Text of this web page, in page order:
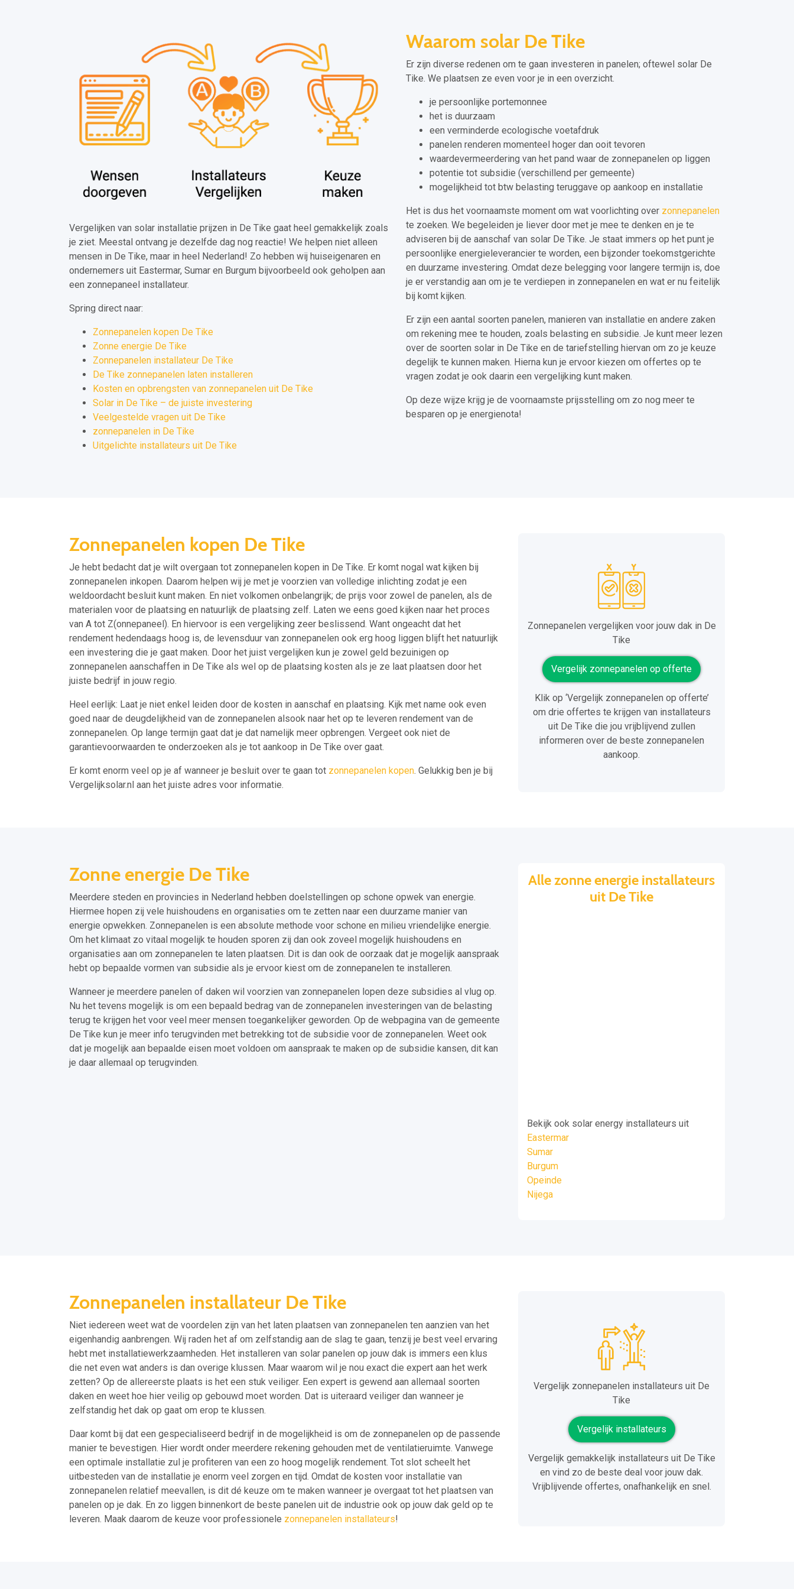
Vergelijken van solar installatie prijzen in De Tike gaat heel gemakkelijk zoals
je ziet. Meestal ontvang je dezelfde dag nog reactie! We helpen niet alleen
mensen in De Tike, maar in heel Nederland! Zo hebben wij huiseigenaren en
ondernemers uit Eastermar, Sumar en Burgum bijvoorbeeld ook geholpen aan
een zonnepaneel installateur.
Spring direct naar:
Zonnepanelen kopen De Tike
Zonne energie De Tike
Zonnepanelen installateur De Tike
De Tike zonnepanelen laten installeren
Kosten en opbrengsten van zonnepanelen uit De Tike
Solar in De Tike – de juiste investering
Veelgestelde vragen uit De Tike
zonnepanelen in De Tike
Uitgelichte installateurs uit De Tike
Waarom solar De Tike
Er zijn diverse redenen om te gaan investeren in panelen; oftewel solar De
Tike. We plaatsen ze even voor je in een overzicht.
je persoonlijke portemonnee
het is duurzaam
een verminderde ecologische voetafdruk
panelen renderen momenteel hoger dan ooit tevoren
waardevermeerdering van het pand waar de zonnepanelen op liggen
potentie tot subsidie (verschillend per gemeente)
mogelijkheid tot btw belasting teruggave op aankoop en installatie
Het is dus het voornaamste moment om wat voorlichting over zonnepanelen
te zoeken. We begeleiden je liever door met je mee te denken en je te
adviseren bij de aanschaf van solar De Tike. Je staat immers op het punt je
persoonlijke energieleverancier te worden, een bijzonder toekomstgerichte
en duurzame investering. Omdat deze belegging voor langere termijn is, doe
je er verstandig aan om je te verdiepen in zonnepanelen en wat er nu feitelijk
bij komt kijken.
Er zijn een aantal soorten panelen, manieren van installatie en andere zaken
om rekening mee te houden, zoals belasting en subsidie. Je kunt meer lezen
over de soorten solar in De Tike en de tariefstelling hiervan om zo je keuze
degelijk te kunnen maken. Hierna kun je ervoor kiezen om offertes op te
vragen zodat je ook daarin een vergelijking kunt maken.
Op deze wijze krijg je de voornaamste prijsstelling om zo nog meer te
besparen op je energienota!
Zonnepanelen kopen De Tike
Je hebt bedacht dat je wilt overgaan tot zonnepanelen kopen in De Tike. Er komt nogal wat kijken bij
zonnepanelen inkopen. Daarom helpen wij je met je voorzien van volledige inlichting zodat je een
weldoordacht besluit kunt maken. En niet volkomen onbelangrijk; de prijs voor zowel de panelen, als de
materialen voor de plaatsing en natuurlijk de plaatsing zelf. Laten we eens goed kijken naar het proces
van A tot Z(onnepaneel). En hiervoor is een vergelijking zeer beslissend. Want ongeacht dat het
rendement hedendaags hoog is, de levensduur van zonnepanelen ook erg hoog liggen blijft het natuurlijk
een investering die je gaat maken. Door het juist vergelijken kun je zowel geld bezuinigen op
zonnepanelen aanschaffen in De Tike als wel op de plaatsing kosten als je ze laat plaatsen door het
juiste bedrijf in jouw regio.
Heel eerlijk: Laat je niet enkel leiden door de kosten in aanschaf en plaatsing. Kijk met name ook even
goed naar de deugdelijkheid van de zonnepanelen alsook naar het op te leveren rendement van de
zonnepanelen. Op lange termijn gaat dat je dat namelijk meer opbrengen. Vergeet ook niet de
garantievoorwaarden te onderzoeken als je tot aankoop in De Tike over gaat.
Er komt enorm veel op je af wanneer je besluit over te gaan tot zonnepanelen kopen. Gelukkig ben je bij
Vergelijksolar.nl aan het juiste adres voor informatie.
Zonnepanelen vergelijken voor jouw dak in De
Tike
Vergelijk zonnepanelen op offerte
Klik op ‘Vergelijk zonnepanelen op offerte’
om drie offertes te krijgen van installateurs
uit De Tike die jou vrijblijvend zullen
informeren over de beste zonnepanelen
aankoop.
Zonne energie De Tike
Meerdere steden en provincies in Nederland hebben doelstellingen op schone opwek van energie.
Hiermee hopen zij vele huishoudens en organisaties om te zetten naar een duurzame manier van
energie opwekken. Zonnepanelen is een absolute methode voor schone en milieu vriendelijke energie.
Om het klimaat zo vitaal mogelijk te houden sporen zij dan ook zoveel mogelijk huishoudens en
organisaties aan om zonnepanelen te laten plaatsen. Dit is dan ook de oorzaak dat je mogelijk aanspraak
hebt op bepaalde vormen van subsidie als je ervoor kiest om de zonnepanelen te installeren.
Wanneer je meerdere panelen of daken wil voorzien van zonnepanelen lopen deze subsidies al vlug op.
Nu het tevens mogelijk is om een bepaald bedrag van de zonnepanelen investeringen van de belasting
terug te krijgen het voor veel meer mensen toegankelijker geworden. Op de webpagina van de gemeente
De Tike kun je meer info terugvinden met betrekking tot de subsidie voor de zonnepanelen. Weet ook
dat je mogelijk aan bepaalde eisen moet voldoen om aanspraak te maken op de subsidie kansen, dit kan
je daar allemaal op terugvinden.
Alle zonne energie installateurs
uit De Tike
Bekijk ook solar energy installateurs uit
Eastermar
Sumar
Burgum
Opeinde
Nijega
Zonnepanelen installateur De Tike
Niet iedereen weet wat de voordelen zijn van het laten plaatsen van zonnepanelen ten aanzien van het
eigenhandig aanbrengen. Wij raden het af om zelfstandig aan de slag te gaan, tenzij je best veel ervaring
hebt met installatiewerkzaamheden. Het installeren van solar panelen op jouw dak is immers een klus
die net even wat anders is dan overige klussen. Maar waarom wil je nou exact die expert aan het werk
zetten? Op de allereerste plaats is het een stuk veiliger. Een expert is gewend aan allemaal soorten
daken en weet hoe hier veilig op gebouwd moet worden. Dat is uiteraard veiliger dan wanneer je
zelfstandig het dak op gaat om erop te klussen.
Daar komt bij dat een gespecialiseerd bedrijf in de mogelijkheid is om de zonnepanelen op de passende
manier te bevestigen. Hier wordt onder meerdere rekening gehouden met de ventilatieruimte. Vanwege
een optimale installatie zul je profiteren van een zo hoog mogelijk rendement. Tot slot scheelt het
uitbesteden van de installatie je enorm veel zorgen en tijd. Omdat de kosten voor installatie van
zonnepanelen relatief meevallen, is dit dé keuze om te maken wanneer je overgaat tot het plaatsen van
panelen op je dak. En zo liggen binnenkort de beste panelen uit de industrie ook op jouw dak geld op te
leveren. Maak daarom de keuze voor professionele zonnepanelen installateurs!
Vergelijk zonnepanelen installateurs uit De
Tike
Vergelijk installateurs
Vergelijk gemakkelijk installateurs uit De Tike
en vind zo de beste deal voor jouw dak.
Vrijblijvende offertes, onafhankelijk en snel.